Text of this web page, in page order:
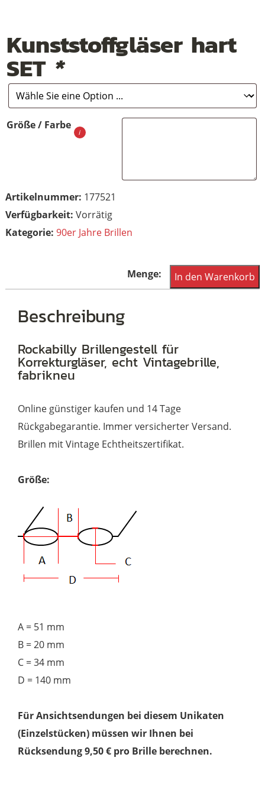
Kunststoffgläser hart
SET *
Größe / Farbe
Artikelnummer: 177521
Vorrätig
Kategorie: 90er Jahre Brillen
Rockabilly
Vintagebrille,
unten
randlos
In den Warenkorb
Beschreibung
Rockabilly Brillengestell für
Korrekturgläser, echt Vintagebrille,
fabrikneu
Online günstiger kaufen und 14 Tage
Rückgabegarantie. Immer versicherter Versand.
Brillen mit Vintage Echtheitszertifikat.
Größe:
A = 51 mm
B = 20 mm
C = 34 mm
D = 140 mm
Für Ansichtsendungen bei diesem Unikaten
(Einzelstücken) müssen wir Ihnen bei
Rücksendung 9,50 € pro Brille berechnen.